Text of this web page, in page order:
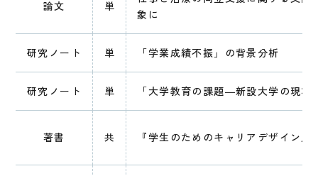
論文 単
象に
研究ノート 単 「学業成績不振」の背景分析
研究ノート 単 「大学教育の課題―新設大学の現状
著書 共 『学生のためのキャリアデザイン入